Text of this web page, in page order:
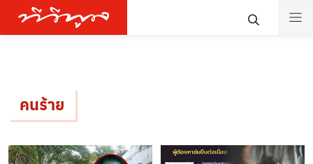
คนร้าย